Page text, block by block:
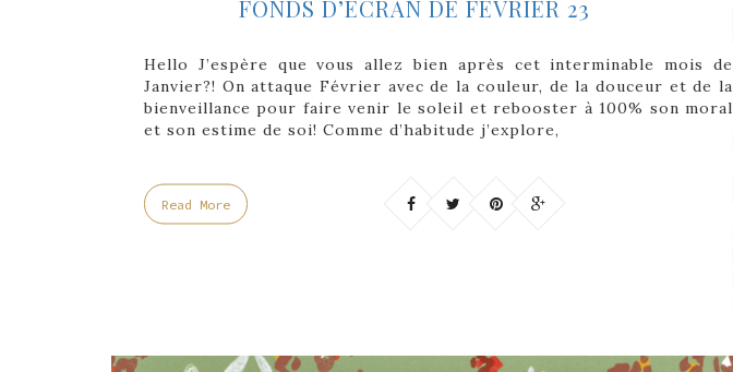
FONDS D’ÉCRAN DE FÉVRIER 23
Hello J’espère que vous allez bien après cet interminable mois de
Janvier?! On attaque Février avec de la couleur, de la douceur et de la
bienveillance pour faire venir le soleil et rebooster à 100% son moral
et son estime de soi! Comme d’habitude j’explore,
Read More